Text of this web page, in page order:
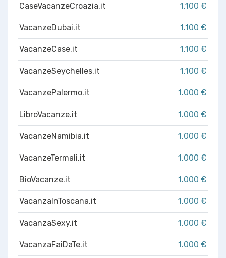
CaseVacanzeCroazia.it 1.100 €
VacanzeDubai.it 1.100 €
VacanzeCase.it 1.100 €
VacanzeSeychelles.it 1.100 €
VacanzePalermo.it 1.000 €
LibroVacanze.it 1.000 €
VacanzeNamibia.it 1.000 €
VacanzeTermali.it 1.000 €
BioVacanze.it 1.000 €
VacanzaInToscana.it 1.000 €
VacanzaSexy.it 1.000 €
VacanzaFaiDaTe.it 1.000 €